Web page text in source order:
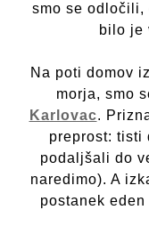
smo se odločili,
bilo je
Na poti domov
morja, smo
Karlovac.
preprost: tisti
podaljšali do
naredimo). A
postanek